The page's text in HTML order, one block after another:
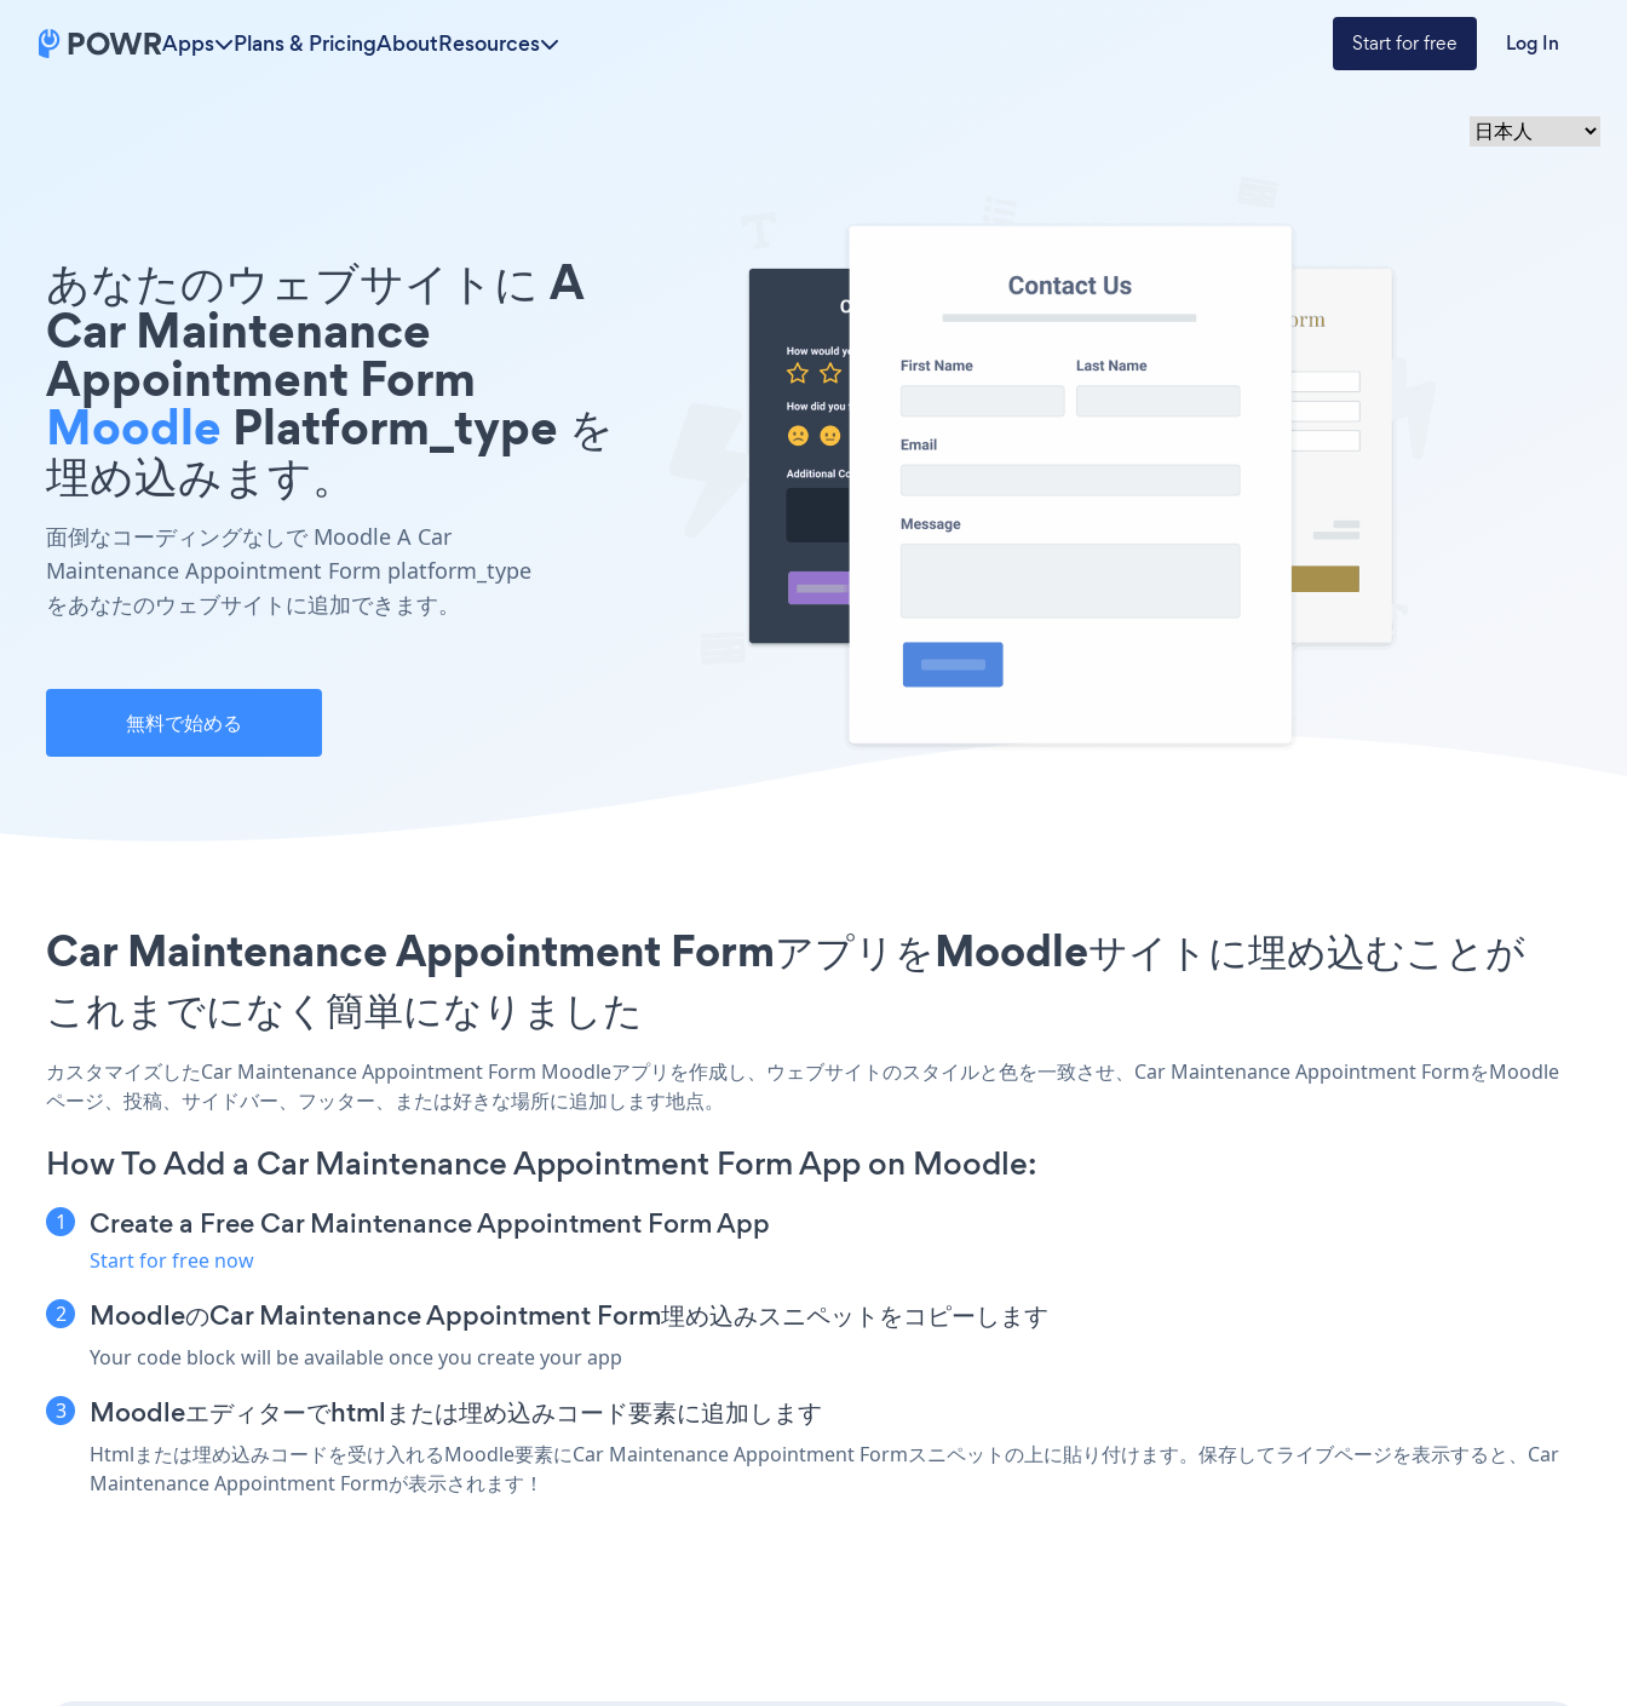
Apps Plans & PricingAboutResources Start for free Log In
あなたのウェブサイトに A
Car Maintenance
Appointment Form
Moodle Platform_type を
埋め込みます。
面倒なコーディングなしで Moodle A Car
Maintenance Appointment Form platform_type
をあなたのウェブサイトに追加できます。
無料で始める
Car Maintenance Appointment FormアプリをMoodleサイトに埋め込むことが
これまでになく簡単になりました
カスタマイズしたCar Maintenance Appointment Form Moodleアプリを作成し、ウェブサイトのスタイルと色を一致させ、Car Maintenance Appointment FormをMoodle
ページ、投稿、サイドバー、フッター、または好きな場所に追加します地点。
How To Add a Car Maintenance Appointment Form App on Moodle:
Create a Free Car Maintenance Appointment Form App
Start for free now
MoodleのCar Maintenance Appointment Form埋め込みスニペットをコピーします
Your code block will be available once you create your app
Moodleエディターでhtmlまたは埋め込みコード要素に追加します
Htmlまたは埋め込みコードを受け入れるMoodle要素にCar Maintenance Appointment Formスニペットの上に貼り付けます。保存してライブページを表示すると、Car
Maintenance Appointment Formが表示されます！